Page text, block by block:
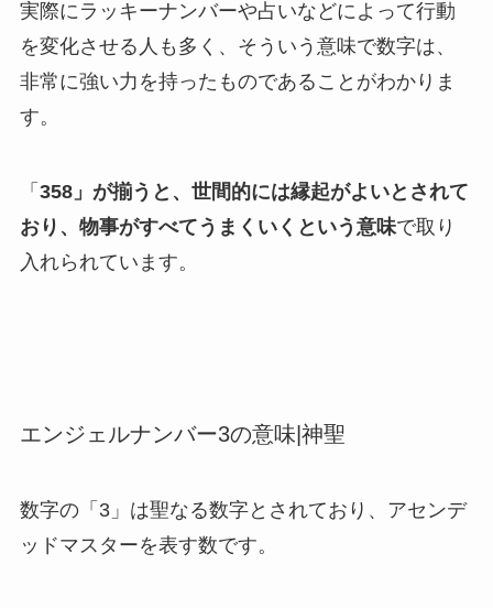
実際にラッキーナンバーや占いなどによって行動
を変化させる人も多く、そういう意味で数字は、
非常に強い力を持ったものであることがわかりま
す。
「 358」が揃うと、世間的には縁起がよいとされて
おり、物事がすべてうまくいくという意味で取り
入れられています。
エンジェルナンバー3の意味|神聖
数字の「3」は聖なる数字とされており、アセンデ
ッドマスターを表す数です。